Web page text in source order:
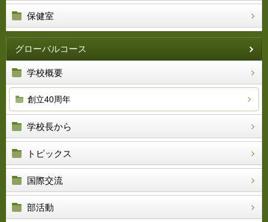
保健室
グローバルコース
学校概要
創立40周年
学校長から
トピックス
国際交流
部活動